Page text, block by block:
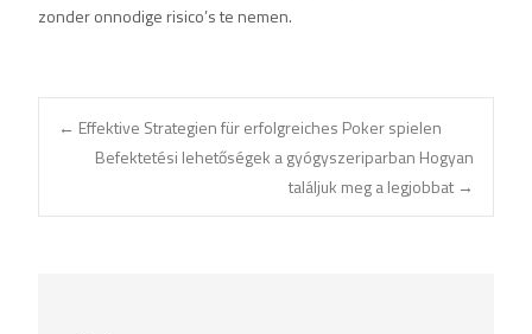
zonder onnodige risico’s te nemen.
Navegación
de
← Effektive Strategien für erfolgreiches Poker spielen
Befektetési lehetőségek a gyógyszeriparban Hogyan
találjuk meg a legjobbat →